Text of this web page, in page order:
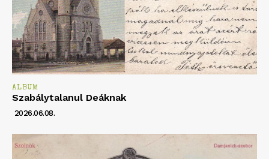
ALBUM
Szabálytalanul Deáknak
2026.06.08.